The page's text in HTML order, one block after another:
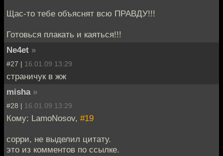
Щас-то тебе объяснят всю ПРАВДУ!!!
Готовься плакать и каяться!!!
Ne4et »
#27 | 16.01.09 13:29
страничук в жж
misha »
#28 | 16.01.09 13:29
Кому: LamoNosov, #19
сорри, не выделил цитату.
это из комментов по ссылке.